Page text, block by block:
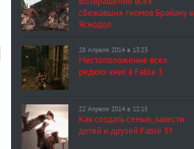
сбежавших гномов Брайану в
Яснодол
28 Апреля 2014 в 13:23
Местоположение всех
редких книг в Fable 3
22 Апреля 2014 в 12:15
Как создать семью, завести
детей и друзей Fable 3?